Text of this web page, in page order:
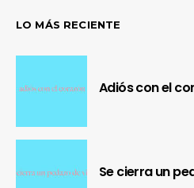
LO MÁS RECIENTE
Adiós con el
Se cierra un